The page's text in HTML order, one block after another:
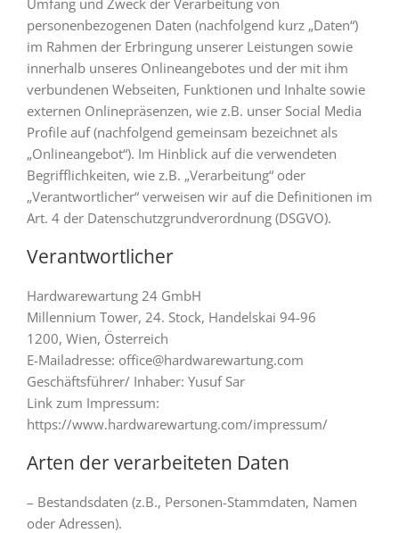
personenbezogenen Daten (nachfolgend kurz „Daten“)
im Rahmen der Erbringung unserer Leistungen sowie
innerhalb unseres Onlineangebotes und der mit ihm
verbundenen Webseiten, Funktionen und Inhalte sowie
externen Onlinepräsenzen, wie z.B. unser Social Media
Profile auf (nachfolgend gemeinsam bezeichnet als
„Onlineangebot“). Im Hinblick auf die verwendeten
Begrifflichkeiten, wie z.B. „Verarbeitung“ oder
„Verantwortlicher“ verweisen wir auf die Definitionen im
Art. 4 der Datenschutzgrundverordnung (DSGVO).
Verantwortlicher
Hardwarewartung 24 GmbH
Millennium Tower, 24. Stock, Handelskai 94-96
1200, Wien, Österreich
E-Mailadresse: office@hardwarewartung.com
Geschäftsführer/ Inhaber: Yusuf Sar
Link zum Impressum:
https://www.hardwarewartung.com/impressum/
Arten der verarbeiteten Daten
– Bestandsdaten (z.B., Personen-Stammdaten, Namen
oder Adressen).